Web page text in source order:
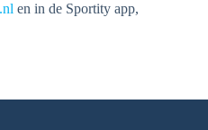
en in de Sportity app,